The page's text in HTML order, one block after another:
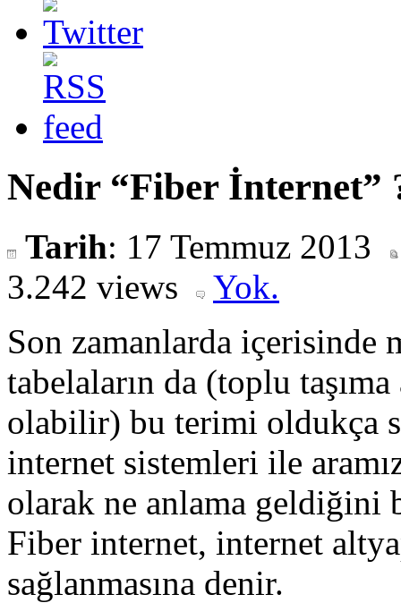
Nedir “Fiber İnternet”
Tarih: 17 Temmuz 2013
3.242 views
Yok.
Son zamanlarda içerisinde
tabelaların da (toplu taşıma
olabilir) bu terimi oldukça
internet sistemleri ile
olarak ne anlama geldiğini
Fiber internet, internet
sağlanmasına denir.